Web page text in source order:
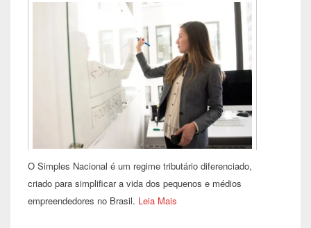
O Simples Nacional é um regime tributário diferenciado,
criado para simplificar a vida dos pequenos e médios
empreendedores no Brasil. Leia Mais